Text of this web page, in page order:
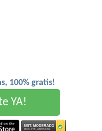
100% gratis!
YA!